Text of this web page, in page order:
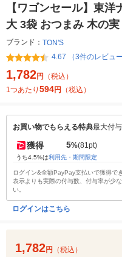
【ワゴンセール】東
大 3袋 おつまみ 木の実
ブランド： TON'S
4.67 （3件のレビュー
1,782円
（税込）
1つあたり 594円 （税込）
お買い物でもらえる特典最大付
獲得 5%(81pt)
うち4.5%は利用先・期間限定
ログイン&全額PayPay支払いで獲得で
表示よりも実際の付与数、付与率が少
い。
ログインはこちら
1,782円
（税込）